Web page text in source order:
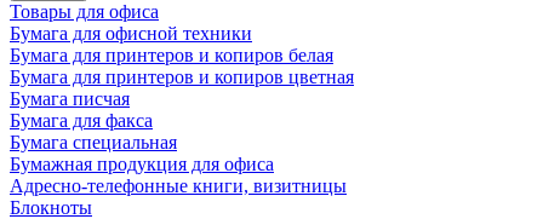
Товары для офиса
Бумага для офисной техники
Бумага для принтеров и копиров белая
Бумага для принтеров и копиров цветная
Бумага писчая
Бумага для факса
Бумага специальная
Бумажная продукция для офиса
Адресно-телефонные книги, визитницы
Блокноты